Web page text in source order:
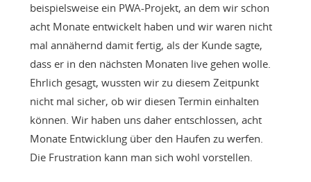
beispielsweise ein PWA-Projekt, an dem wir schon
acht Monate entwickelt haben und wir waren nicht
mal annähernd damit fertig, als der Kunde sagte,
dass er in den nächsten Monaten live gehen wolle.
Ehrlich gesagt, wussten wir zu diesem Zeitpunkt
nicht mal sicher, ob wir diesen Termin einhalten
können. Wir haben uns daher entschlossen, acht
Monate Entwicklung über den Haufen zu werfen.
Die Frustration kann man sich wohl vorstellen.